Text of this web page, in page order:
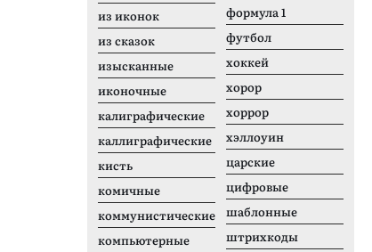
из иконок
из сказок
изысканные
иконочные
калиграфические
каллиграфические
кисть
комичные
коммунистические
компьютерные
формула 1
футбол
хоккей
хорор
хоррор
хэллоуин
царские
цифровые
шаблонные
штрихкоды